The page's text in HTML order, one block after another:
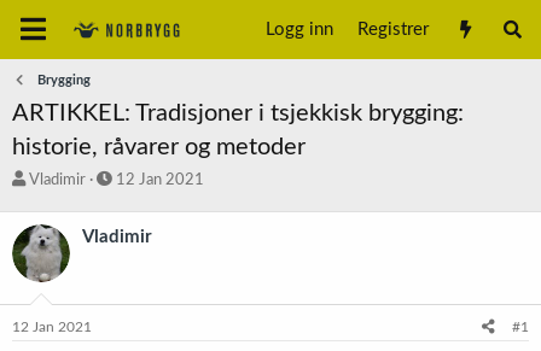
Logg inn Registrer
Brygging
ARTIKKEL: Tradisjoner i tsjekkisk brygging:
historie, råvarer og metoder
T
å
d
s
a
r
Vladimir
S
r
a
12 Jan 2021
Vladimir
12 Jan 2021 #1